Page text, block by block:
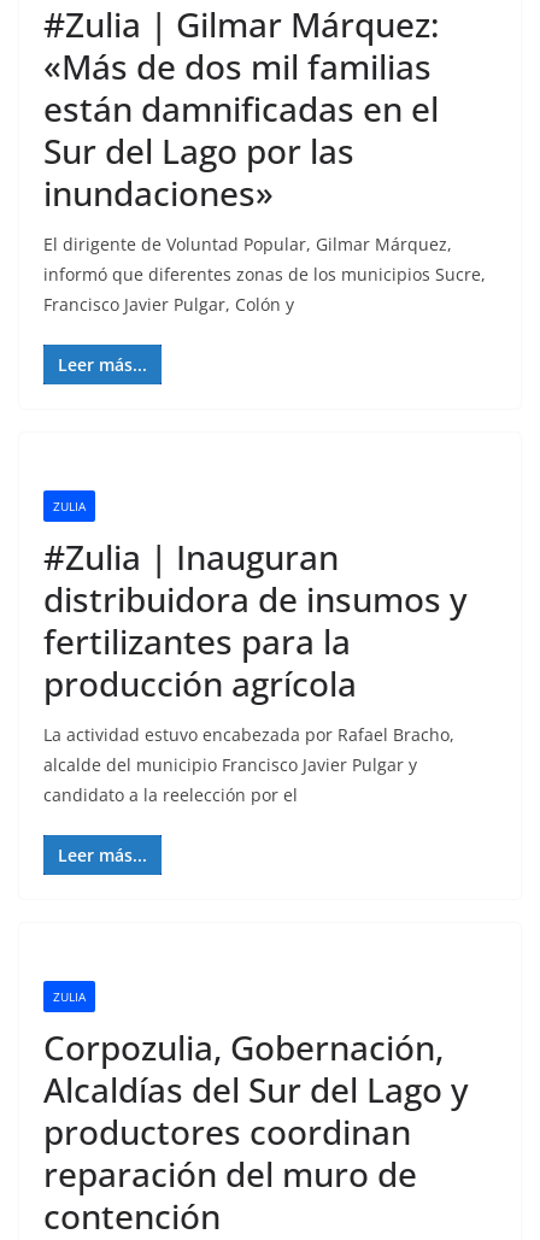
#Zulia | Gilmar Márquez:
«Más de dos mil familias
están damnificadas en el
Sur del Lago por las
inundaciones»
El dirigente de Voluntad Popular, Gilmar Márquez,
informó que diferentes zonas de los municipios Sucre,
Francisco Javier Pulgar, Colón y
Leer más...
ZULIA
#Zulia | Inauguran
distribuidora de insumos y
fertilizantes para la
producción agrícola
La actividad estuvo encabezada por Rafael Bracho,
alcalde del municipio Francisco Javier Pulgar y
candidato a la reelección por el
Leer más...
ZULIA
Corpozulia, Gobernación,
Alcaldías del Sur del Lago y
productores coordinan
reparación del muro de
contención